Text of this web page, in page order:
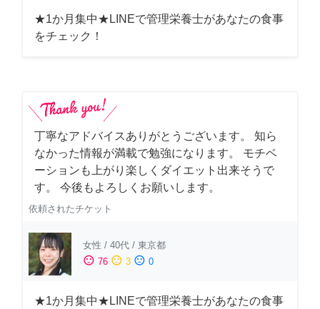
★1か月集中★LINEで管理栄養士があなたの食事
をチェック！
丁寧なアドバイスありがとうございます。 知ら
なかった情報が満載で勉強になります。 モチベ
ーションも上がり楽しくダイエット出来そうで
す。 今後もよろしくお願いします。
依頼されたチケット
女性 / 40代 / 東京都
sentiment_satisfied 76 sentiment_neutral 3 sentiment_dissatisfied 0
★1か月集中★LINEで管理栄養士があなたの食事